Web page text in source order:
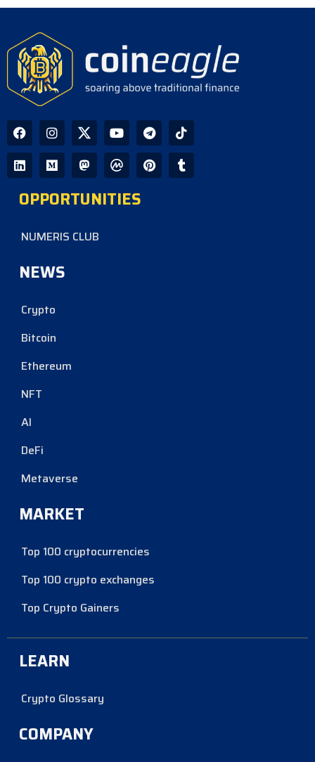
Warns Hayes
Company Uses Bitcoin Reserves to
Cover Preferred Stock Payments as
CoinEagle - 3 days ago
Ripple Expands XRPL Ecosystem
with Equity Investments in Zilo and
Licuido
CoinEagle - 3 days ago
OPPORTUNITIES
NUMERIS CLUB
NEWS
Crypto
Bitcoin
Ethereum
NFT
AI
DeFi
Metaverse
MARKET
Top 100 cryptocurrencies
Top 100 crypto exchanges
Top Crypto Gainers
LEARN
Crypto Glossary
COMPANY